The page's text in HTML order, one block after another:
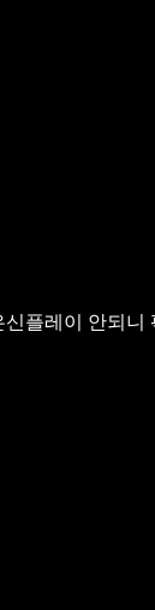
플레이 안되니